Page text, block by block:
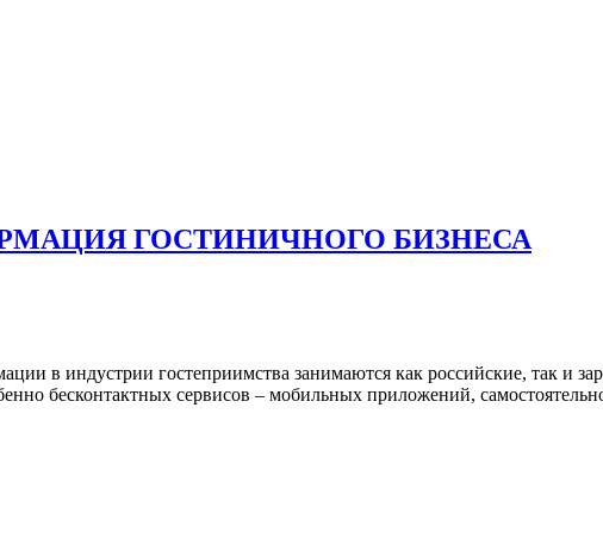
ГОСТИНИЧНОГО БИЗНЕСА
в индустрии гостеприимства занимаются как российские, так и
бесконтактных сервисов – мобильных приложений,